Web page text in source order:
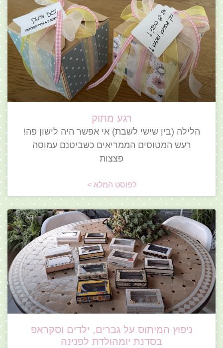
רגע מתוק
הלילה (בין שישי לשבת) אי אפשר היה לישון פה!
רעש המטוסים הממריאים כשביטנם עמוסה
פצצות
לפוסט המלא >
ניפוץ המיתוס על גברים, ילדים וסקראפ
בסדנת יומהולדת לפנינה